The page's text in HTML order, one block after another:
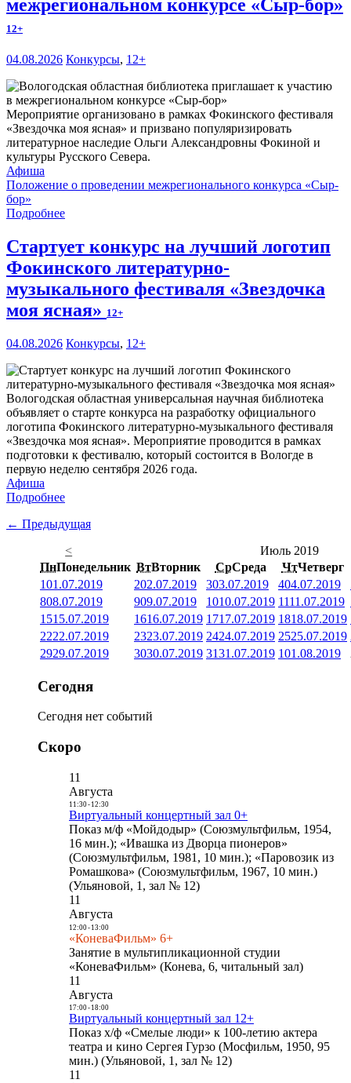
межрегиональном конкурсе «Сыр-бор»
12+
04.08.2026 Конкурсы, 12+
Мероприятие организовано в рамках Фокинского фестиваля
«Звездочка моя ясная» и призвано популяризировать
литературное наследие Ольги Александровны Фокиной и
культуры Русского Севера.
Афиша
Положение о проведении межрегионального конкурса «Сыр-
бор»
Подробнее
Стартует конкурс на лучший логотип
Фокинского литературно-
музыкального фестиваля «Звездочка
моя ясная» 12+
04.08.2026 Конкурсы, 12+
Вологодская областная универсальная научная библиотека
объявляет о старте конкурса на разработку официального
логотипа Фокинского литературно-музыкального фестиваля
«Звездочка моя ясная». Мероприятие проводится в рамках
подготовки к фестивалю, который состоится в Вологде в
первую неделю сентября 2026 года.
Афиша
Подробнее
← Предыдущая
<
Июль 2019
ПнПонедельник ВтВторник СрСреда ЧтЧетверг
101.07.2019 202.07.2019 303.07.2019 404.07.2019
808.07.2019 909.07.2019 1010.07.2019 1111.07.2019
1515.07.2019 1616.07.2019 1717.07.2019 1818.07.2019
2222.07.2019 2323.07.2019 2424.07.2019 2525.07.2019
2929.07.2019 3030.07.2019 3131.07.2019 101.08.2019
Сегодня
Сегодня нет событий
Скоро
11
Августа
11:30- 12:30
Виртуальный концертный зал 0+
Показ м/ф «Мойдодыр» (Союзмультфильм, 1954,
16 мин.); «Ивашка из Дворца пионеров»
(Союзмультфильм, 1981, 10 мин.); «Паровозик из
Ромашкова» (Союзмультфильм, 1967, 10 мин.)
(Ульяновой, 1, зал № 12)
11
Августа
12:00- 13:00
«КоневаФильм» 6+
Занятие в мультипликационной студии
«КоневаФильм» (Конева, 6, читальный зал)
11
Августа
17:00- 18:00
Виртуальный концертный зал 12+
Показ х/ф «Смелые люди» к 100-летию актера
театра и кино Сергея Гурзо (Мосфильм, 1950, 95
мин.) (Ульяновой, 1, зал № 12)
11